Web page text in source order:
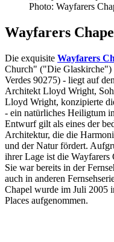
Photo: Wayfarers
Wayfarers
Die exquisite Wayfarers
Church" ("Die Glaskirche")
Verdes 90275) - liegt auf
Architekt Lloyd Wright,
Lloyd Wright, konzipierte
- ein natürliches Heiligtum
Entwurf gilt als eines der
Architektur, die die
und der Natur fördert.
ihrer Lage ist die
Sie war bereits in der
auch in anderen
Chapel wurde im Juli 2005
Places aufgenommen.